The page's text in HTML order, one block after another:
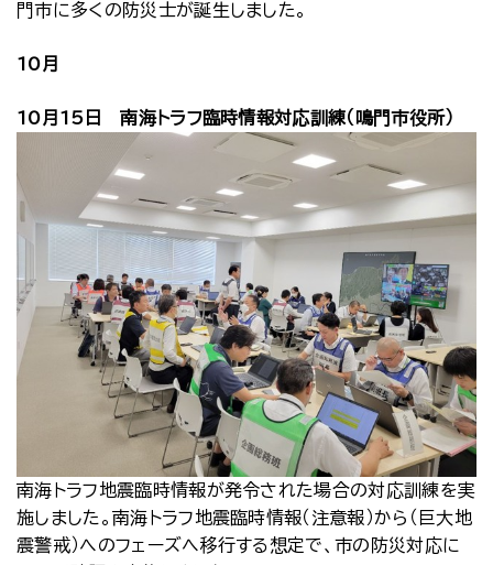
門市に多くの防災士が誕生しました。
10月
10月15日 南海トラフ臨時情報対応訓練（鳴門市役所）
南海トラフ地震臨時情報が発令された場合の対応訓練を実
施しました。南海トラフ地震臨時情報（注意報）から（巨大地
震警戒）へのフェーズへ移行する想定で、市の防災対応に